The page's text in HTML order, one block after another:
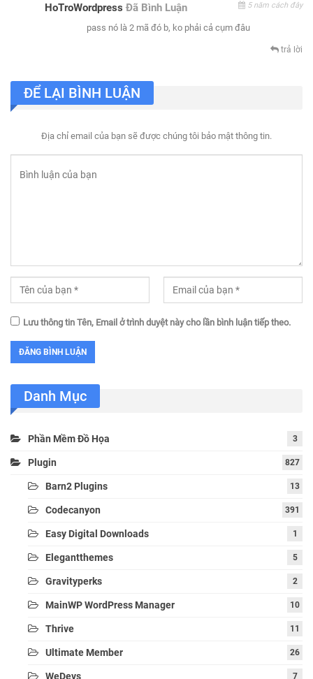
HoTroWordpress Đã Bình Luận 5 năm cách đây
pass nó là 2 mã đó b, ko phải cả cụm đâu
trả lời
ĐỂ LẠI BÌNH LUẬN
Địa chỉ email của bạn sẽ được chúng tôi bảo mật thông tin.
Lưu thông tin Tên, Email ở trình duyệt này cho lần bình luận tiếp theo.
Danh Mục
Phần Mềm Đồ Họa 3
Plugin 827
Barn2 Plugins 13
Codecanyon 391
Easy Digital Downloads 1
Elegantthemes 5
Gravityperks 2
MainWP WordPress Manager 10
Thrive 11
Ultimate Member 26
WeDevs 7